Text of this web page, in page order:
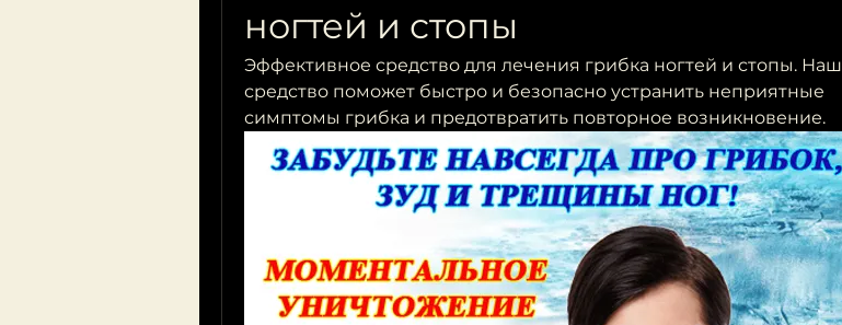
ногтей и стопы
Эффективное средство для лечения грибка ногтей и стопы. Наш
средство поможет быстро и безопасно устранить неприятные
симптомы грибка и предотвратить повторное возникновение.